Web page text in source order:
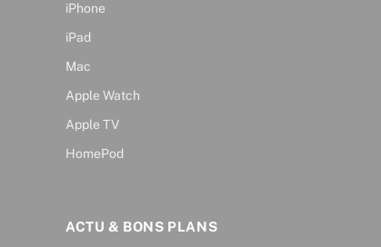
iPhone
iPad
Mac
Apple Watch
Apple TV
HomePod
ACTU & BONS PLANS